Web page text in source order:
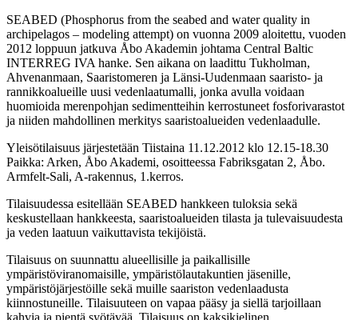
SEABED (Phosphorus from the seabed and water quality in
archipelagos – modeling attempt) on vuonna 2009 aloitettu, vuoden
2012 loppuun jatkuva Åbo Akademin johtama Central Baltic
INTERREG IVA hanke. Sen aikana on laadittu Tukholman,
Ahvenanmaan, Saaristomeren ja Länsi-Uudenmaan saaristo- ja
rannikkoalueille uusi vedenlaatumalli, jonka avulla voidaan
huomioida merenpohjan sedimentteihin kerrostuneet fosforivarastot
ja niiden mahdollinen merkitys saaristoalueiden vedenlaadulle.
Yleisötilaisuus järjestetään Tiistaina 11.12.2012 klo 12.15-18.30
Paikka: Arken, Åbo Akademi, osoitteessa Fabriksgatan 2, Åbo.
Armfelt-Sali, A-rakennus, 1.kerros.
Tilaisuudessa esitellään SEABED hankkeen tuloksia sekä
keskustellaan hankkeesta, saaristoalueiden tilasta ja tulevaisuudesta
ja veden laatuun vaikuttavista tekijöistä.
Tilaisuus on suunnattu alueellisille ja paikallisille
ympäristöviranomaisille, ympäristölautakuntien jäsenille,
ympäristöjärjestöille sekä muille saariston vedenlaadusta
kiinnostuneille. Tilaisuuteen on vapaa pääsy ja siellä tarjoillaan
kahvia ja pientä syötävää. Tilaisuus on kaksikielinen.